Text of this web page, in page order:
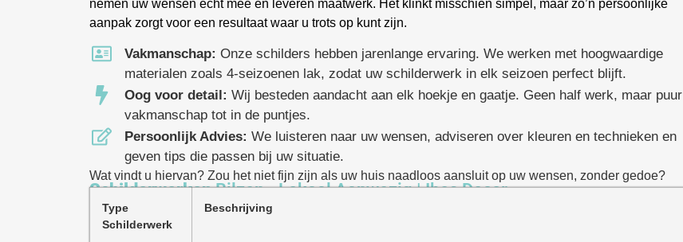
nemen uw wensen echt mee en leveren maatwerk. Het klinkt misschien simpel, maar zo’n persoonlijke
aanpak zorgt voor een resultaat waar u trots op kunt zijn.
Vakmanschap: Onze schilders hebben jarenlange ervaring. We werken met hoogwaardige
materialen zoals 4-seizoenen lak, zodat uw schilderwerk in elk seizoen perfect blijft.
Oog voor detail:Wij besteden aandacht aan elk hoekje en gaatje. Geen half werk, maar puur
vakmanschap tot in de puntjes.
Persoonlijk Advies: We luisteren naar uw wensen, adviseren over kleuren en technieken en
geven tips die passen bij uw situatie.
Wat vindt u hiervan? Zou het niet fijn zijn als uw huis naadloos aansluit op uw wensen, zonder gedoe?
SchilderwerkenBilzen - Lokaal Aanwezig | Ibes Decor
Type
Schilderwerk
Beschrijving